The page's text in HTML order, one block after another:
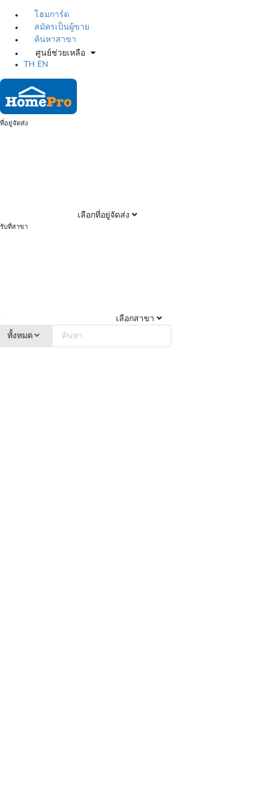
โฮมการ์ด
สมัครเป็นผู้ขาย
ค้นหาสาขา
ศูนย์ช่วยเหลือ
TH
EN
ที่อยู่จัดส่ง
เลือกที่อยู่จัดส่ง
รับที่สาขา
เลือกสาขา
ทั้งหมด